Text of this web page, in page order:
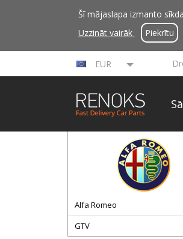
Šī mājaslapa izmanto
Uzzināt vairāk
Piekrītu
EUR
Alfa Romeo
GTV